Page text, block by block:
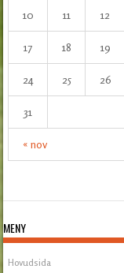
« nov
10 11 12
17 18 19
24 25 26
31
MENY
Hovudsida